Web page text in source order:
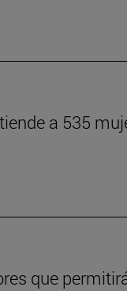
a 535
que